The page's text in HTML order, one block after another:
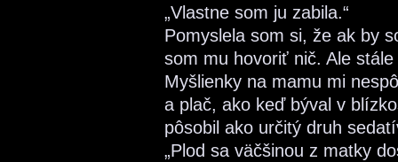
„Vlastne som ju zabila.“
Pomyslela som si, že ak by
som mu hovoriť nič. Ale
Myšlienky na mamu mi
a plač, ako keď býval v
pôsobil ako určitý druh
„Plod sa väčšinou z matky